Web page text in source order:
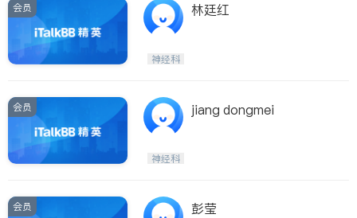
会员 林廷红
神经科
会员 jiang dongmei
神经科
会员 彭莹